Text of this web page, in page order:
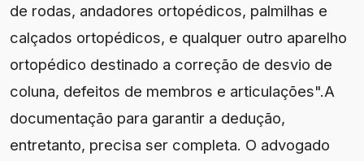
de rodas, andadores ortopédicos, palmilhas e
calçados ortopédicos, e qualquer outro aparelho
ortopédico destinado a correção de desvio de
coluna, defeitos de membros e articulações".A
documentação para garantir a dedução,
entretanto, precisa ser completa. O advogado